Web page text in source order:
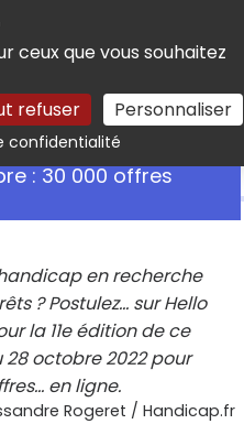
ceux que vous souhaitez
refuser Personnaliser
confidentialitéRechercher
: 30 000 offres
en recherche
? Postulez... sur Hello
la 11e édition de ce
28 octobre 2022 pour
en ligne.
Rogeret / Handicap.fr